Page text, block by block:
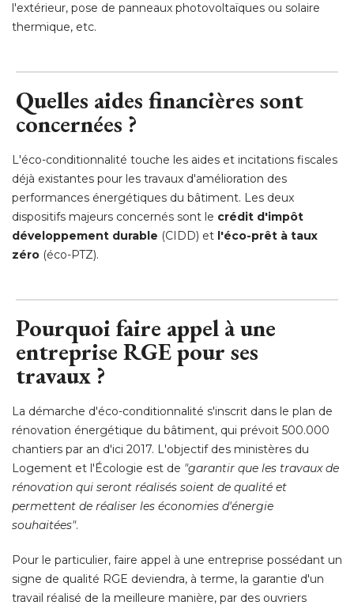
l'extérieur, pose de panneaux photovoltaïques ou solaire
thermique, etc.
Quelles aides financières sont
concernées ?
L'éco-conditionnalité touche les aides et incitations fiscales
déjà existantes pour les travaux d'amélioration des
performances énergétiques du bâtiment. Les deux
dispositifs majeurs concernés sont le crédit d'impôt
développement durable (CIDD) et l'éco-prêt à taux
zéro (éco-PTZ).
Pourquoi faire appel à une
entreprise RGE pour ses
travaux ?
La démarche d'éco-conditionnalité s'inscrit dans le plan de
rénovation énergétique du bâtiment, qui prévoit 500.000
chantiers par an d'ici 2017. L'objectif des ministères du
Logement et l'Écologie est de "garantir que les travaux de
rénovation qui seront réalisés soient de qualité et
permettent de réaliser les économies d'énergie
souhaitées".
Pour le particulier, faire appel à une entreprise possédant un
signe de qualité RGE deviendra, à terme, la garantie d'un
travail réalisé de la meilleure manière, par des ouvriers